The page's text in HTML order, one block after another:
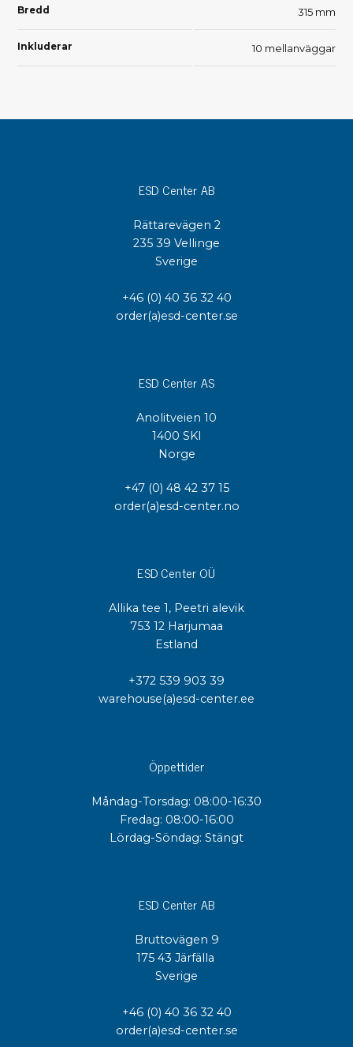
Bredd 315 mm
Inkluderar 10 mellanväggar
ESD Center AB
Rättarevägen 2
235 39 Vellinge
Sverige
+46 (0) 40 36 32 40
order(a)esd-center.se
ESD Center AS
Anolitveien 10
1400 SKI
Norge
+47 (0) 48 42 37 15
order(a)esd-center.no
ESD Center OÜ
Allika tee 1, Peetri alevik
753 12 Harjumaa
Estland
+372 539 903 39
warehouse(a)esd-center.ee
Öppettider
Måndag-Torsdag: 08:00-16:30
Fredag: 08:00-16:00
Lördag-Söndag: Stängt
ESD Center AB
Bruttovägen 9
175 43 Järfälla
Sverige
+46 (0) 40 36 32 40
order(a)esd-center.se